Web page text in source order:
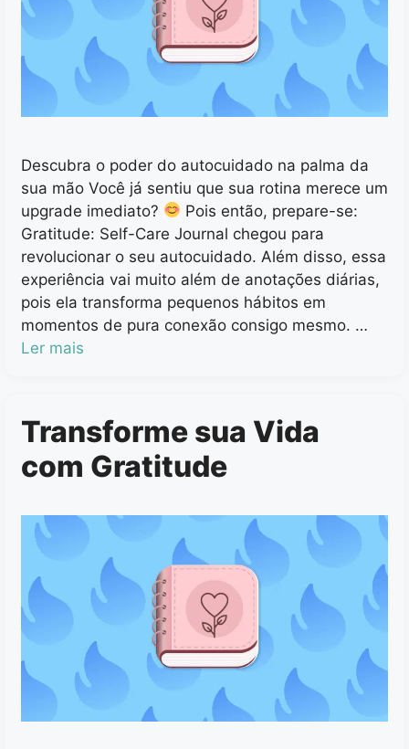
Descubra o poder do autocuidado na palma da
sua mão Você já sentiu que sua rotina merece um
upgrade imediato?
Pois então, prepare-se:
Gratitude: Self-Care Journal chegou para
revolucionar o seu autocuidado. Além disso, essa
experiência vai muito além de anotações diárias,
pois ela transforma pequenos hábitos em
momentos de pura conexão consigo mesmo. …
Ler mais
Transforme sua Vida
com Gratitude